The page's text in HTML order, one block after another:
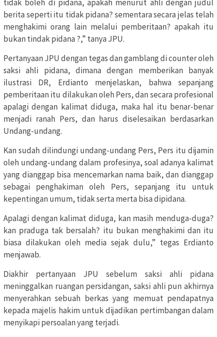
tidak boleh di pidana, apakah menurut ahli dengan judul
berita seperti itu tidak pidana? sementara secara jelas telah
menghakimi orang lain melalui pemberitaan? apakah itu
bukan tindak pidana ?,” tanya JPU.
Pertanyaan JPU dengan tegas dan gamblang di counter oleh
saksi ahli pidana, dimana dengan memberikan banyak
ilustrasi DR, Erdianto menjelaskan, bahwa sepanjang
pemberitaan itu dilakukan oleh Pers, dan secara profesional
apalagi dengan kalimat diduga, maka hal itu benar-benar
menjadi ranah Pers, dan harus diselesaikan berdasarkan
Undang-undang.
Kan sudah dilindungi undang-undang Pers, Pers itu dijamin
oleh undang-undang dalam profesinya, soal adanya kalimat
yang dianggap bisa mencemarkan nama baik, dan dianggap
sebagai penghakiman oleh Pers, sepanjang itu untuk
kepentingan umum, tidak serta merta bisa dipidana.
Apalagi dengan kalimat diduga, kan masih menduga-duga?
kan praduga tak bersalah? itu bukan menghakimi dan itu
biasa dilakukan oleh media sejak dulu,” tegas Erdianto
menjawab.
Diakhir pertanyaan JPU sebelum saksi ahli pidana
meninggalkan ruangan persidangan, saksi ahli pun akhirnya
menyerahkan sebuah berkas yang memuat pendapatnya
kepada majelis hakim untuk dijadikan pertimbangan dalam
menyikapi persoalan yang terjadi.